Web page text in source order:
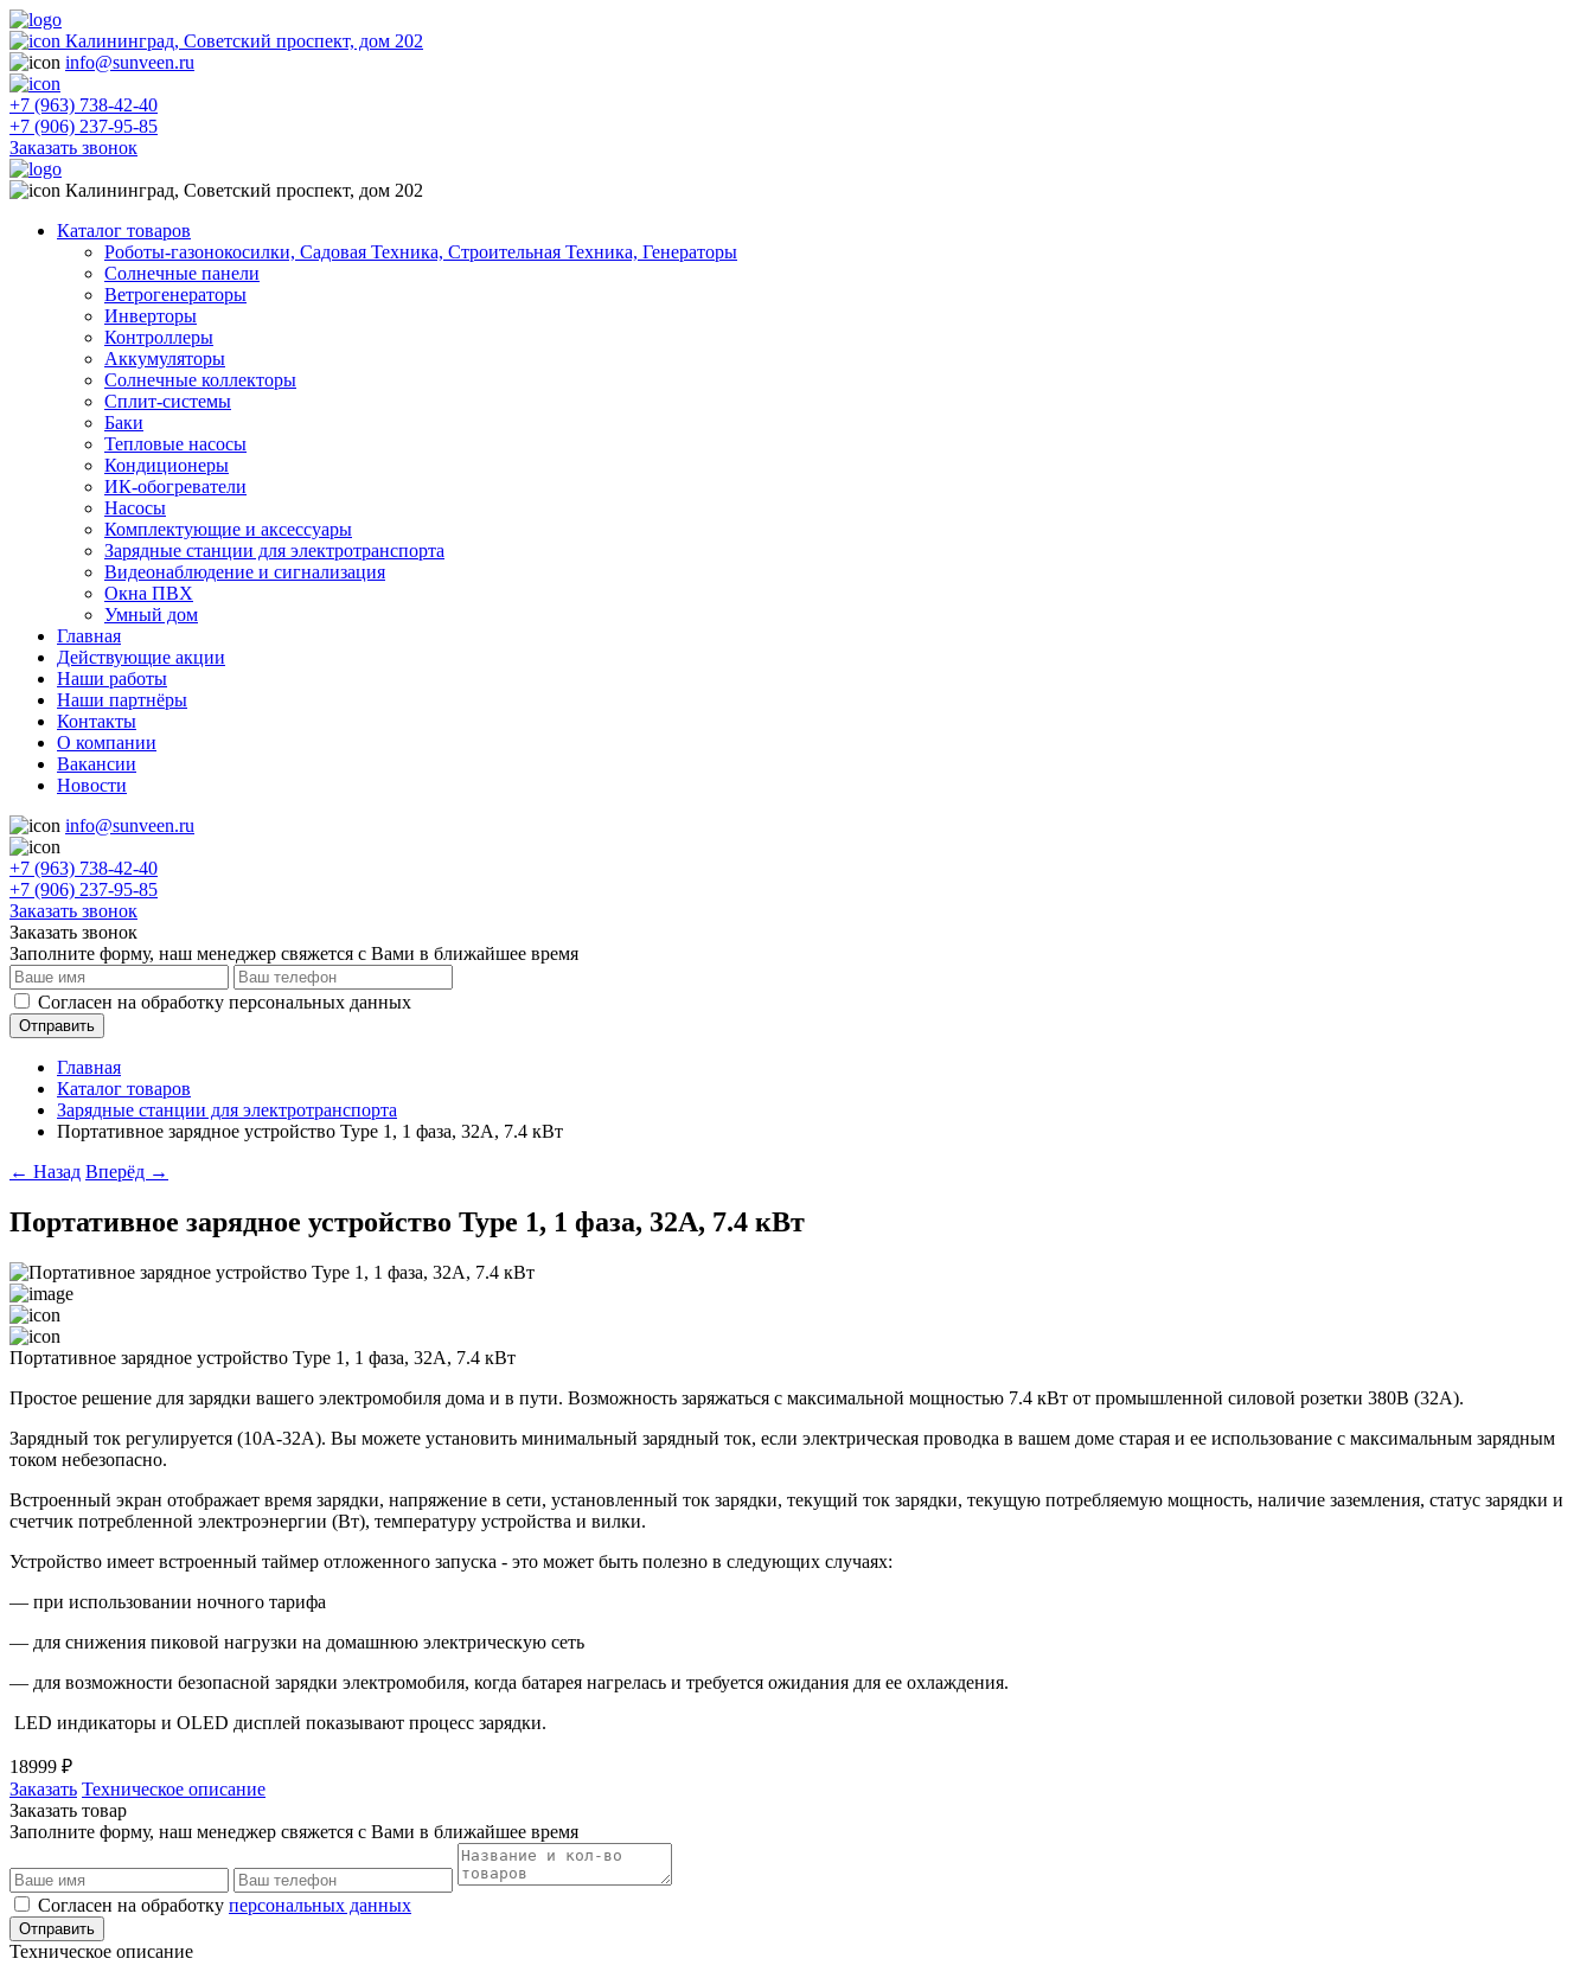
Калининград, Советский проспект, дом 202
info@sunveen.ru
+7 (963) 738-42-40
+7 (906) 237-95-85
Заказать звонок
Калининград, Советский проспект, дом 202
Каталог товаров
Роботы-газонокосилки, Садовая Техника, Строительная Техника, Генераторы
Солнечные панели
Ветрогенераторы
Инверторы
Контроллеры
Аккумуляторы
Солнечные коллекторы
Сплит-системы
Баки
Тепловые насосы
Кондиционеры
ИК-обогреватели
Насосы
Комплектующие и аксессуары
Зарядные станции для электротранспорта
Видеонаблюдение и сигнализация
Окна ПВХ
Умный дом
Главная
Действующие акции
Наши работы
Наши партнёры
Контакты
О компании
Вакансии
Новости
info@sunveen.ru
+7 (963) 738-42-40
+7 (906) 237-95-85
Заказать звонок
Заказать звонок
Заполните форму, наш менеджер свяжется с Вами в ближайшее время
Согласен на обработку персональных данных
Отправить
Главная
Каталог товаров
Зарядные станции для электротранспорта
Портативное зарядное устройство Type 1, 1 фаза, 32А, 7.4 кВт
← Назад Вперёд →
Портативное зарядное устройство Type 1, 1 фаза, 32А, 7.4 кВт
Портативное зарядное устройство Type 1, 1 фаза, 32А, 7.4 кВт
Простое решение для зарядки вашего электромобиля дома и в пути. Возможность заряжаться c максимальной мощностью 7.4 кВт от промышленной силовой розетки 380В (32А).
Зарядный ток регулируется (10А-32A). Вы можете установить минимальный зарядный ток, если электрическая проводка в вашем доме старая и ее использование с максимальным зарядным
током небезопасно.
Встроенный экран отображает время зарядки, напряжение в сети, установленный ток зарядки, текущий ток зарядки, текущую потребляемую мощность, наличие заземления, статус зарядки и
счетчик потребленной электроэнергии (Вт), температуру устройства и вилки.
Устройство имеет встроенный таймер отложенного запуска - это может быть полезно в следующих случаях:
— при использовании ночного тарифа
— для снижения пиковой нагрузки на домашнюю электрическую сеть
— для возможности безопасной зарядки электромобиля, когда батарея нагрелась и требуется ожидания для ее охлаждения.
LED индикаторы и OLED дисплей показывают процесс зарядки.
18999 ₽
Заказать Техническое описание
Заказать товар
Заполните форму, наш менеджер свяжется с Вами в ближайшее время
Согласен на обработку персональных данных
Отправить
Техническое описание